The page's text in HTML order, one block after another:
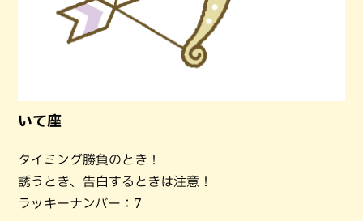
いて座
タイミング勝負のとき！
誘うとき、告白するときは注意！
ラッキーナンバー：7